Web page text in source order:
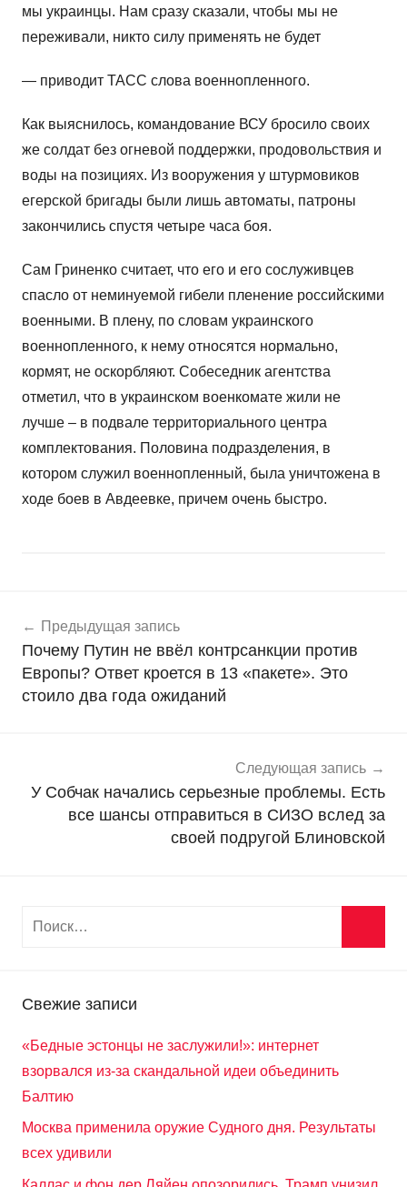
мы украинцы. Нам сразу сказали, чтобы мы не
переживали, никто силу применять не будет
— приводит ТАСС слова военнопленного.
Как выяснилось, командование ВСУ бросило своих
же солдат без огневой поддержки, продовольствия и
воды на позициях. Из вооружения у штурмовиков
егерской бригады были лишь автоматы, патроны
закончились спустя четыре часа боя.
Сам Гриненко считает, что его и его сослуживцев
спасло от неминуемой гибели пленение российскими
военными. В плену, по словам украинского
военнопленного, к нему относятся нормально,
кормят, не оскорбляют. Собеседник агентства
отметил, что в украинском военкомате жили не
лучше – в подвале территориального центра
комплектования. Половина подразделения, в
котором служил военнопленный, была уничтожена в
ходе боев в Авдеевке, причем очень быстро.
о
в
о
с
по
записям
Предыдущая запись
Почему Путин не ввёл контрсанкции против
Европы? Ответ кроется в 13 «пакете». Это
стоило два года ожиданий
Следующая запись
У Собчак начались серьезные проблемы. Есть
все шансы отправиться в СИЗО вслед за
своей подругой Блиновской
Свежие записи
«Бедные эстонцы не заслужили!»: интернет
взорвался из-за скандальной идеи объединить
Балтию
Москва применила оружие Судного дня. Результаты
всех удивили